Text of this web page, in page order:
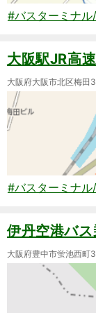
#バスターミナ
大阪駅JR高
大阪府大阪市北区梅田
#バスターミナ
伊丹空港バ
大阪府豊中市蛍池西町